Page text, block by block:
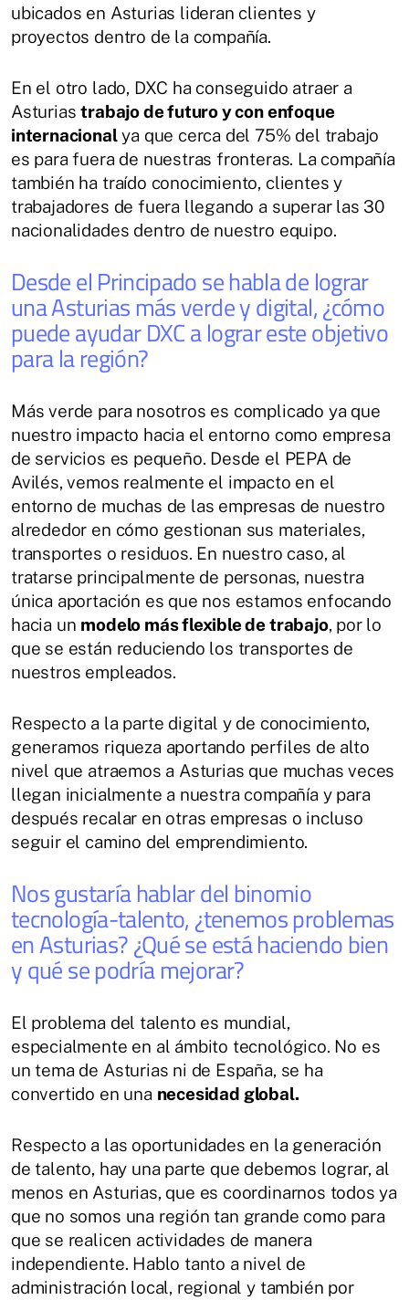
ubicados en Asturias lideran clientes y
proyectos dentro de la compañía.
En el otro lado, DXC ha conseguido atraer a
Asturiastrabajo de futuro y con enfoque
internacionalya que cerca del 75% del trabajo
es para fuera de nuestras fronteras. La compañía
también ha traído conocimiento, clientes y
trabajadores de fuera llegando a superar las 30
nacionalidades dentro de nuestro equipo.
Desde el Principado se habla de lograr
una Asturias más verde y digital, ¿cómo
puede ayudar DXC a lograr este objetivo
para la región?
Más verde para nosotros es complicado ya que
nuestro impacto hacia el entorno como empresa
de servicios es pequeño. Desde el PEPA de
Avilés, vemos realmente el impacto en el
entorno de muchas de las empresas de nuestro
alrededor en cómo gestionan sus materiales,
transportes o residuos. En nuestro caso, al
tratarse principalmente de personas, nuestra
única aportación es que nos estamos enfocando
hacia un modelo más flexible de trabajo, por lo
que se están reduciendo los transportes de
nuestros empleados.
Respecto a la parte digital y de conocimiento,
generamos riqueza aportando perfiles de alto
nivel que atraemos a Asturias que muchas veces
llegan inicialmente a nuestra compañía y para
después recalar en otras empresas o incluso
seguir el camino del emprendimiento.
Nos gustaría hablar del binomio
tecnología-talento, ¿tenemos problemas
en Asturias? ¿Qué se está haciendo bien
y qué se podría mejorar?
El problema del talento es mundial,
especialmente en al ámbito tecnológico. No es
un tema de Asturias ni de España, se ha
convertido en una necesidad global.
Respecto a las oportunidades en la generación
de talento, hay una parte que debemos lograr, al
menos en Asturias, que es coordinarnos todos ya
que no somos una región tan grande como para
que se realicen actividades de manera
independiente. Hablo tanto a nivel de
administración local, regional y también por